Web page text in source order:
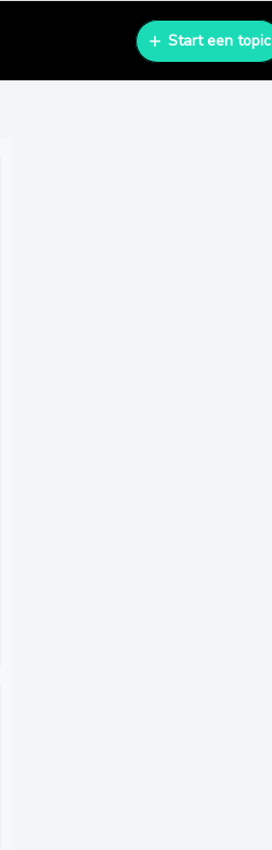
Start een topic